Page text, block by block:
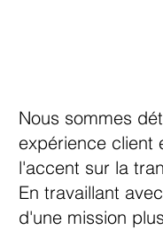
Nous sommes
expérience client
l'accent sur la
En travaillant
d'une mission